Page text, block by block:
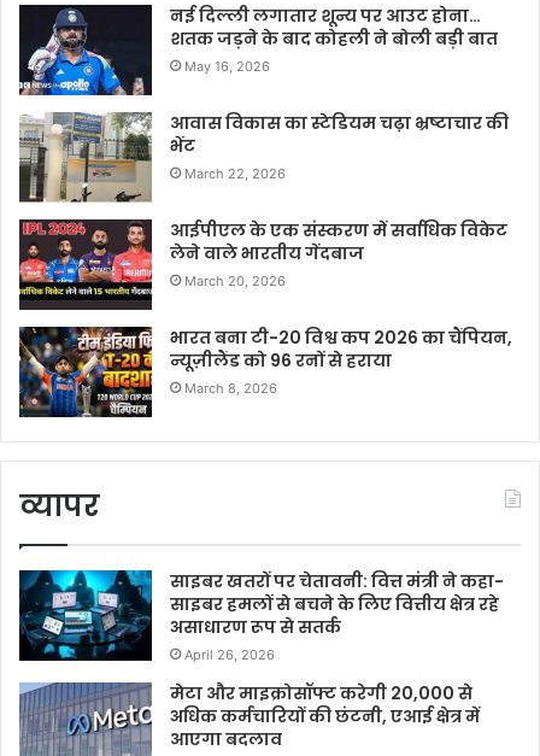
नई दिल्ली लगातार शून्य पर आउट होना…
शतक जड़ने के बाद कोहली ने बोली बड़ी बात
May 16, 2026
आवास विकास का स्टेडियम चढ़ा भ्रष्टाचार की
भेंट
March 22, 2026
आईपीएल के एक संस्करण में सर्वाधिक विकेट
लेने वाले भारतीय गेंदबाज
March 20, 2026
भारत बना टी-20 विश्व कप 2026 का चैंपियन,
न्यूज़ीलैंड को 96 रनों से हराया
March 8, 2026
व्यापर
साइबर खतरों पर चेतावनी: वित्त मंत्री ने कहा-
साइबर हमलों से बचने के लिए वित्तीय क्षेत्र रहे
असाधारण रूप से सतर्क
April 26, 2026
मेटा और माइक्रोसॉफ्ट करेगी 20,000 से
अधिक कर्मचारियों की छंटनी, एआई क्षेत्र में
आएगा बदलाव